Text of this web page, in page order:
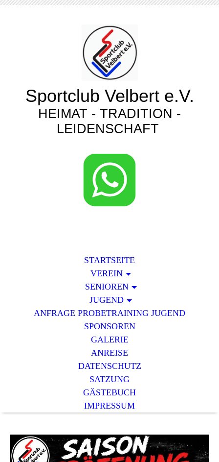
Sportclub Velbert e.V.
HEIMAT - TRADITION -
LEIDENSCHAFT
STARTSEITE
VEREIN
SENIOREN
JUGEND
ANFRAGE PROBETRAINING JUGEND
SPONSOREN
GALERIE
ANREISE
DATENSCHUTZ
SATZUNG
GÄSTEBUCH
IMPRESSUM